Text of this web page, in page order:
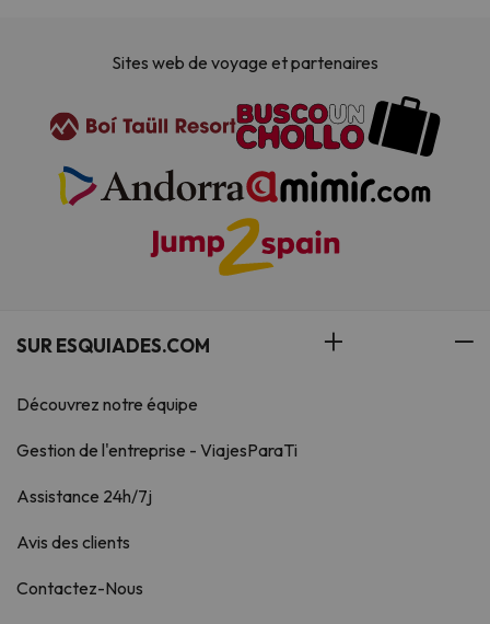
Sites web de voyage et partenaires
SUR ESQUIADES.COM
Découvrez notre équipe
Gestion de l'entreprise - ViajesParaTi
Assistance 24h/7j
Avis des clients
Contactez-Nous